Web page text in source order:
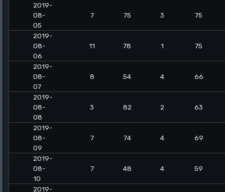
2019-
08-
05
7 75 3 75
2019-
08-
06
11 78 1 75
2019-
08-
07
8 54 4 66
2019-
08-
08
3 82 2 63
2019-
08-
09
7 74 4 69
2019-
08-
10
7 48 4 59
2019-